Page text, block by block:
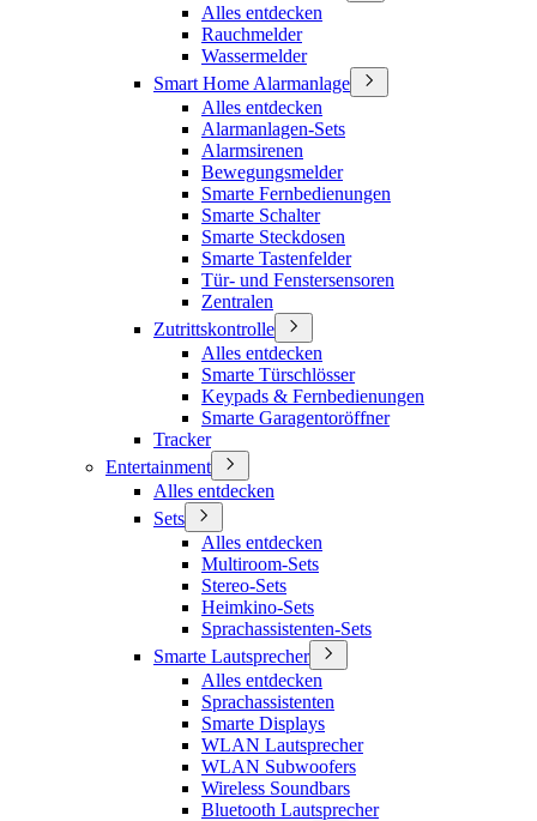
Alles entdecken
Rauchmelder
Wassermelder
Smart Home Alarmanlage
Alles entdecken
Alarmanlagen-Sets
Alarmsirenen
Bewegungsmelder
Smarte Fernbedienungen
Smarte Schalter
Smarte Steckdosen
Smarte Tastenfelder
Tür- und Fenstersensoren
Zentralen
Zutrittskontrolle
Alles entdecken
Smarte Türschlösser
Keypads & Fernbedienungen
Smarte Garagentoröffner
Tracker
Entertainment
Alles entdecken
Sets
Alles entdecken
Multiroom-Sets
Stereo-Sets
Heimkino-Sets
Sprachassistenten-Sets
Smarte Lautsprecher
Alles entdecken
Sprachassistenten
Smarte Displays
WLAN Lautsprecher
WLAN Subwoofers
Wireless Soundbars
Bluetooth Lautsprecher